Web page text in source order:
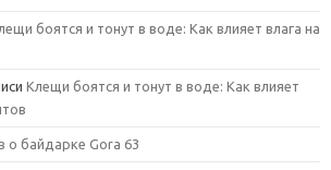
боятся и тонут в воде: Как влияет влага на
Клещи боятся и тонут в воде: Как влияет
о байдарке Gora 63